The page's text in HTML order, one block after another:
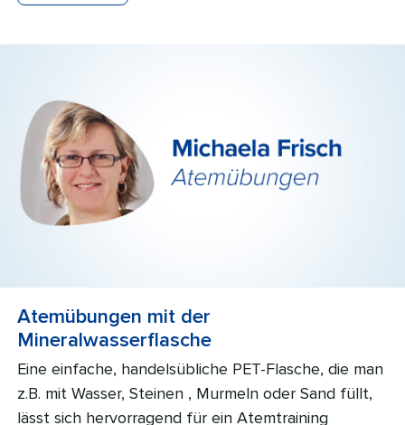
Atemübungen mit der
Mineralwasserflasche
Eine einfache, handelsübliche PET-Flasche, die man
z.B. mit Wasser, Steinen , Murmeln oder Sand füllt,
lässt sich hervorragend für ein Atemtraining